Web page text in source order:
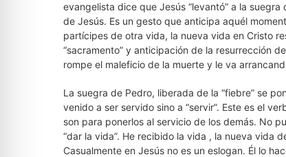
evangelista dice que Jesús “levantó” a la
de Jesús. Es un gesto que anticipa aquél
partícipes de otra vida, la nueva vida en Cristo
“sacramento” y anticipación de la resurrección
rompe el maleficio de la muerte y le va
La suegra de Pedro, liberada de la “fiebre” se
venido a ser servido sino a “servir”. Este es el
son para ponerlos al servicio de los demás. No
“dar la vida”. He recibido la vida , la nueva vida
Casualmente en Jesús no es un eslogan. Él lo